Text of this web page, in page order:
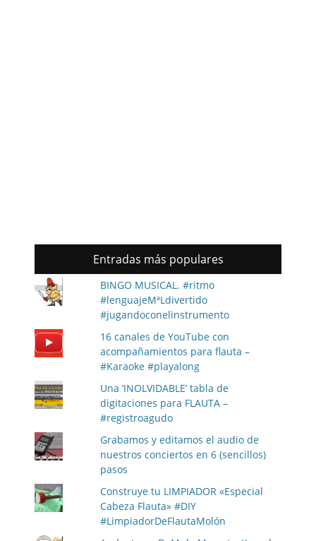
Entradas más populares
BINGO MUSICAL. #ritmo
#lenguajeMªLdivertido
#jugandoconelinstrumento
16 canales de YouTube con
acompañamientos para flauta –
#Karaoke #playalong
Una ‘INOLVIDABLE’ tabla de
digitaciones para FLAUTA –
#registroagudo
Grabamos y editamos el audio de
nuestros conciertos en 6 (sencillos)
pasos
Construye tu LIMPIADOR «Especial
Cabeza Flauta» #DIY
#LimpiadorDeFlautaMolón